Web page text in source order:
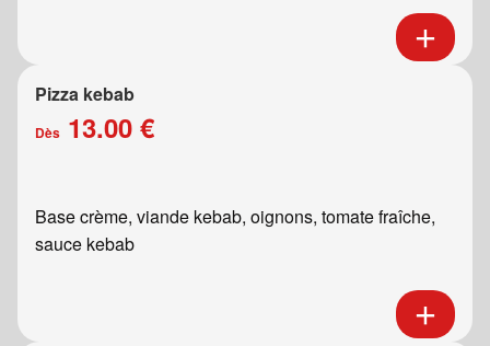
Pizza kebab
Dès 13.00 €
Base crème, viande kebab, oignons, tomate fraîche,
sauce kebab